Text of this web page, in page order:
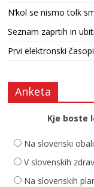
N’kol se nismo tolk
Seznam zaprtih in
Prvi elektronski
Anketa
Kje boste
Na slovenski obali
V slovenskih
Na slovenskih